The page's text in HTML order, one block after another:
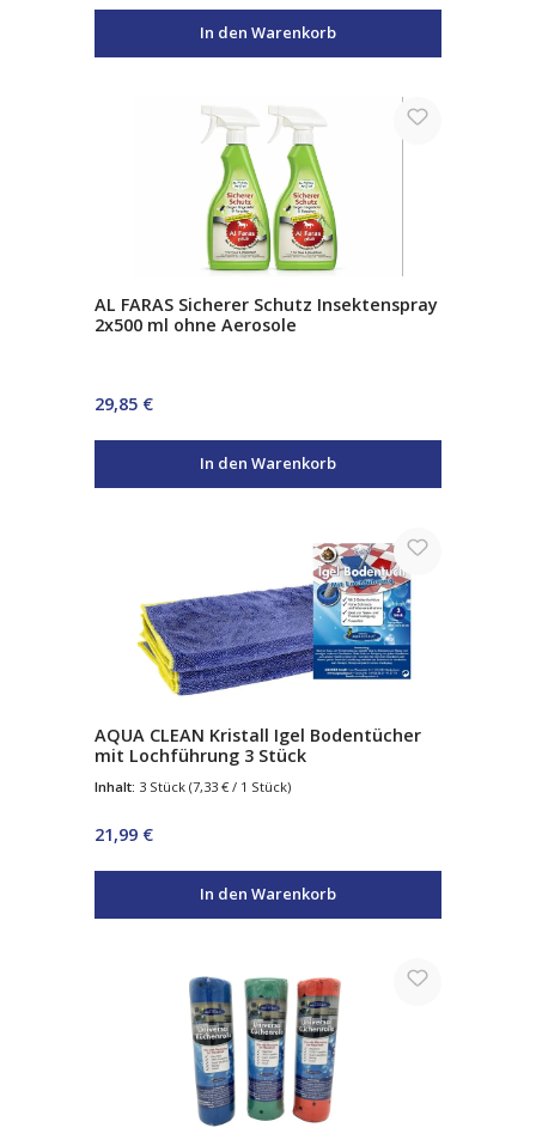
In den Warenkorb
AL FARAS Sicherer Schutz Insektenspray
2x500 ml ohne Aerosole
Regulärer Preis:
29,85 €
In den Warenkorb
AQUA CLEAN Kristall Igel Bodentücher
mit Lochführung 3 Stück
Inhalt: 3 Stück (7,33 € / 1 Stück)
Regulärer Preis:
21,99 €
In den Warenkorb